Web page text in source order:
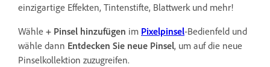
einzigartige Effekten, Tintenstifte, Blattwerk und mehr!
Wähle + Pinsel hinzufügen im Pixelpinsel-Bedienfeld und
wähle dann Entdecken Sie neue Pinsel, um auf die neue
Pinselkollektion zuzugreifen.